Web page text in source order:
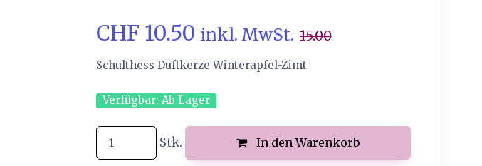
CHF 10.50 inkl. MwSt. 15.00
Schulthess Duftkerze Winterapfel-Zimt
Verfügbar: Ab Lager
Stk. In den Warenkorb